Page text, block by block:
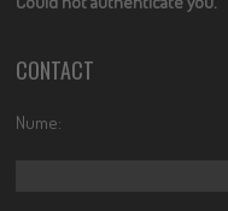
CONTACT
Nume: